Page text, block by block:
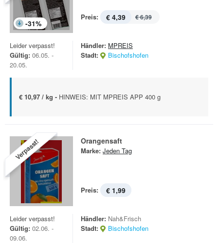
-31%
Preis: € 4,39 € 6,39
Leider verpasst!
Gültig: 06.05. -
20.05.
Händler: MPREIS
Stadt:
Bischofshofen
€ 10,97 / kg - HINWEIS: MIT MPREIS APP 400 g
Verpasst! Orangensaft
Marke: Jeden Tag
Preis: € 1,99
Leider verpasst!
Gültig: 02.06. -
09.06.
Händler: Nah&Frisch
Stadt:
Bischofshofen